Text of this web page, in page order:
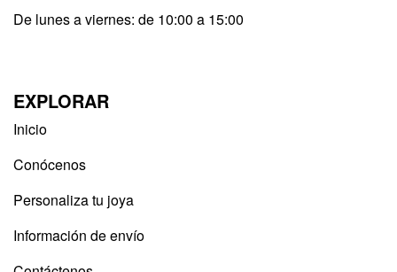
De lunes a viernes: de 10:00 a 15:00
EXPLORAR
Inicio
Conócenos
Personaliza tu joya
Información de envío